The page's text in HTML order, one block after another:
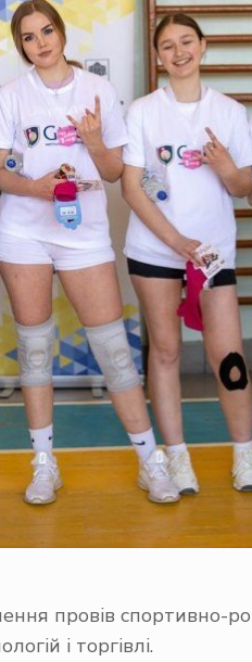
провів спортивно-
і торгівлі.